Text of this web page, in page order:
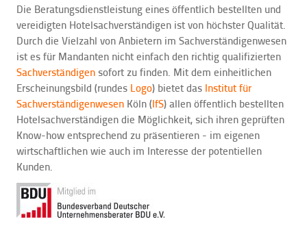
Die Beratungsdienstleistung eines öffentlich bestellten und
vereidigten Hotelsachverständigen ist von höchster Qualität.
Durch die Vielzahl von Anbietern im Sachverständigenwesen
ist es für Mandanten nicht einfach den richtig qualifizierten
Sachverständigensofort zu finden. Mit dem einheitlichen
Erscheinungsbild (rundes Logo) bietet das Institut für
Sachverständigenwesen Köln (IfS) allen öffentlich bestellten
Hotelsachverständigen die Möglichkeit, sich ihren geprüften
Know-how entsprechend zu präsentieren - im eigenen
wirtschaftlichen wie auch im Interesse der potentiellen
Kunden.